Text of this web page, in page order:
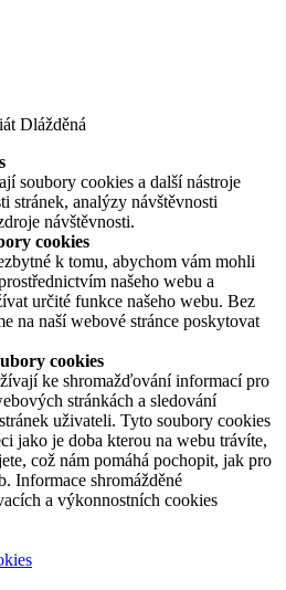
Dlážděná
soubory cookies a další nástroje
stránek, analýzy návštěvnosti
návštěvnosti.
cookies
k tomu, abychom vám mohli
našeho webu a
určité funkce našeho webu. Bez
na naší webové stránce poskytovat
cookies
ke shromažďování informací pro
stránkách a sledování
uživateli. Tyto soubory cookies
jako je doba kterou na webu trávíte,
což nám pomáhá pochopit, jak pro
Informace shromážděné
a výkonnostních cookies